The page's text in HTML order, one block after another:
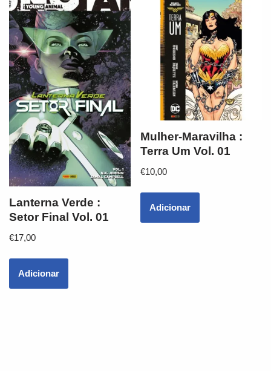
Lanterna Verde :
Setor Final Vol. 01
€17,00
Adicionar
Mulher-Maravilha :
Terra Um Vol. 01
€10,00
Adicionar